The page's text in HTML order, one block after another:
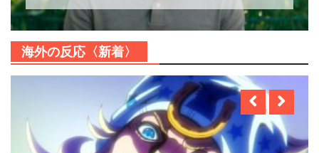
海外の反応〈新着〉